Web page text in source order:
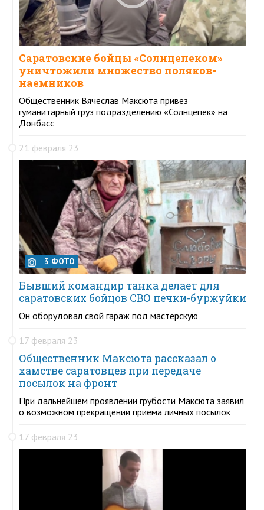
Саратовские бойцы «Солнцепеком»
уничтожили множество поляков-
наемников
Общественник Вячеслав Максюта привез
гуманитарный груз подразделению «Солнцепек» на
Донбасс
21 февраля 23
3 ФОТО
Бывший командир танка делает для
саратовских бойцов СВО печки-буржуйки
Он оборудовал свой гараж под мастерскую
17 февраля 23
Общественник Максюта рассказал о
хамстве саратовцев при передаче
посылок на фронт
При дальнейшем проявлении грубости Максюта заявил
о возможном прекращении приема личных посылок
17 февраля 23